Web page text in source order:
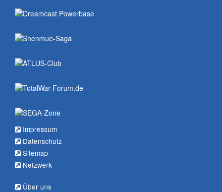
Impressum
Datenschutz
Sitemap
Netzwerk
Über uns